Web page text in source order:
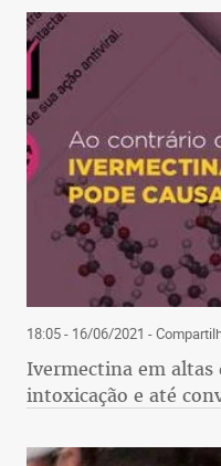
18:05 - 16/06/2021 -
Ivermectina em altas
intoxicação e até